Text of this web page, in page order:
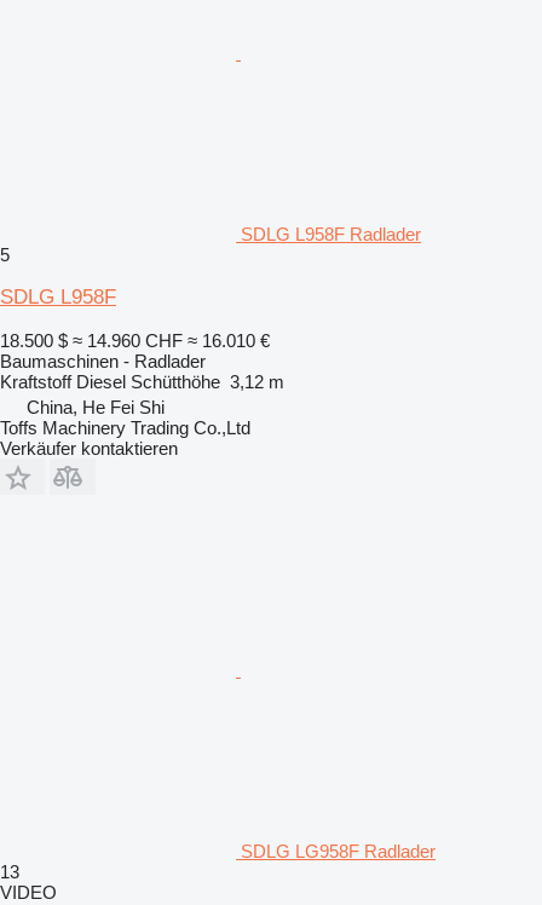
SDLG L958F Radlader
5
SDLG L958F
18.500 $ ≈ 14.960 CHF ≈ 16.010 €
Baumaschinen - Radlader
Kraftstoff Diesel Schütthöhe 3,12 m
China, He Fei Shi
Toffs Machinery Trading Co.,Ltd
Verkäufer kontaktieren
SDLG LG958F Radlader
13
VIDEO